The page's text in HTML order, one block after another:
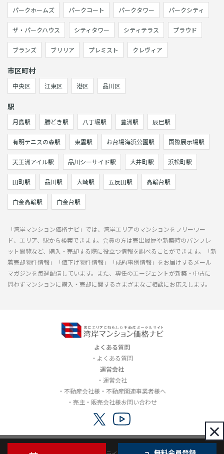
×
パークホームズ パークコート パークタワー パークシティ
ザ・パークハウス シティタワー シティテラス プラウド
ブランズ ブリリア プレミスト クレヴィア
市区町村
中央区 江東区 港区 品川区
駅
月島駅 勝どき駅 八丁堀駅 豊洲駅 辰巳駅
有明テニスの森駅 東雲駅 お台場海浜公園駅 国際展示場駅
天王洲アイル駅 品川シーサイド駅 大井町駅 浜松町駅
田町駅 品川駅 大崎駅 五反田駅 高輪台駅
白金高輪駅 白金台駅
「湾岸マンション価格ナビ」では、湾岸エリアのマンションをフリーワー
ド、エリア、駅から検索できます。会員の方は売出履歴や新築時のパンフレ
ット閲覧など、購入・売却する際に役立つ情報を調べることができます。「新
着売却物件情報」「値下げ物件情報」「成約事例情報」をお届けするメール
マガジンを毎週配信しています。また、専任のエージェントが新築・中古に
問わずマンションに購入・売却に関するさまざまなご相談にお応えします。
よくある質問
よくある質問
運営会社
運営会社
不動産会社様・不動産関連事業者様へ
売主・販売会社様お問い合わせ